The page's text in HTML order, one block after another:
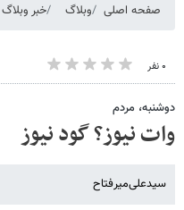
صفحه اصلی وبلاگ خبر وبلاگ
۰ نفر
دو‌شنبه، مردم
وات نیوز؟ گود نیوز
سیدعلی‌میرفتاح